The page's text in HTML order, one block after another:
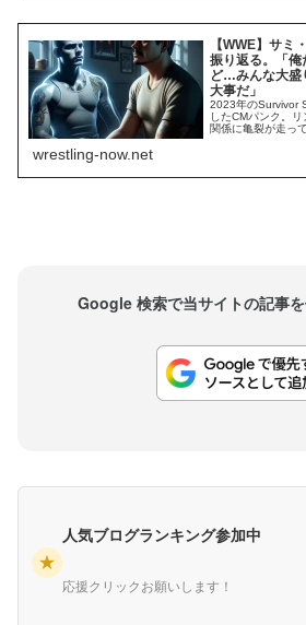
【WWE】サミ
振り返る。「
ど…みんな大盛
大事だ」
2023年のSurvivor
したCMパンク。
関係に亀裂が走っ
ーたちは「大丈夫
れ、オーエンズは
wrestling-now.net
Google 検索で当サイトの記事
★
人気ブログランキング参加中
応援クリックお願いします！